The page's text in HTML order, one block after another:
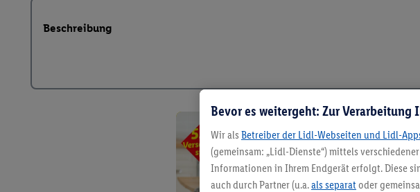
Beschreibung
Bevor es weitergeht: Zur Verarbeitung
Wir als Betreiber der Lidl-Webseiten und Lidl-
(gemeinsam: „Lidl-Dienste“) mittels
Informationen in Ihrem Endgerät erfolgt. Diese
auch durch Partner (u.a.als separat oder